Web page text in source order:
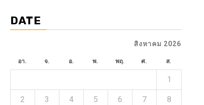
DATE
สิงหาคม 2026
อา. จ. อ. พ. พฤ. ศ. ส.
1
2 3 4 5 6 7 8